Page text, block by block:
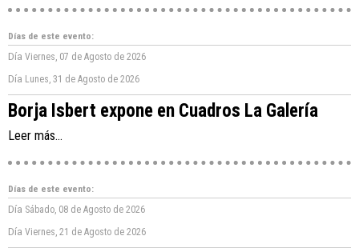
Días de este evento:
Día Viernes, 07 de Agosto de 2026
Día Lunes, 31 de Agosto de 2026
Borja Isbert expone en Cuadros La Galería
Leer más...
Días de este evento:
Día Sábado, 08 de Agosto de 2026
Día Viernes, 21 de Agosto de 2026